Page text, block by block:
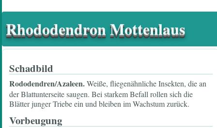
Rhododendron Mottenlaus
Schadbild
Rododendren/Azaleen.Weiße, fliegenähnliche Insekten, die an
der Blattunterseite saugen. Bei starkem Befall rollen sich die
Blätter junger Triebe ein und bleiben im Wachstum zurück.
Vorbeugung